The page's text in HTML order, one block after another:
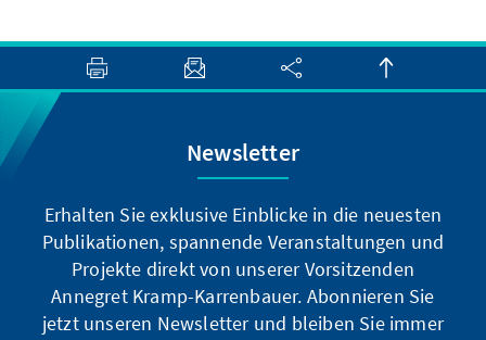
Newsletter
Erhalten Sie exklusive Einblicke in die neuesten
Publikationen, spannende Veranstaltungen und
Projekte direkt von unserer Vorsitzenden
Annegret Kramp-Karrenbauer. Abonnieren Sie
jetzt unseren Newsletter und bleiben Sie immer